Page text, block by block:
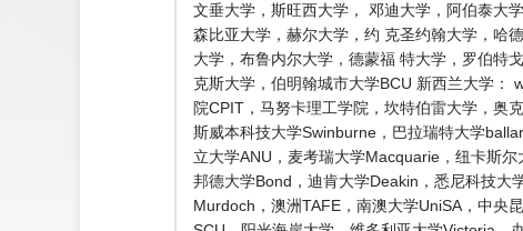
文垂大学，斯旺西大学， 邓迪大学，阿伯泰大
森比亚大学，赫尔大学，约 克圣约翰大学，哈
大学，布鲁内尔大学，德蒙福 特大学，罗伯特
克斯大学，伯明翰城市大学BCU 新西兰大学：
院CPIT，马努卡理工学院，坎特伯雷大学，奥
斯威本科技大学Swinburne，巴拉瑞特大学
立大学ANU，麦考瑞大学Macquarie，纽卡斯
邦德大学Bond，迪肯大学Deakin，悉尼科技大
Murdoch，澳洲TAFE，南澳大学UniSA，中央